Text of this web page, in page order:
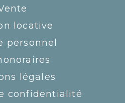
locative
personnel
légales
confidentialité